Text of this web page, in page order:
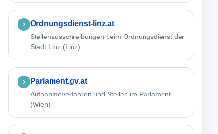
Ordnungsdienst-linz.at
Stellenausschreibungen beim Ordnungsdienst der
Stadt Linz (Linz)
Parlament.gv.at
Aufnahmeverfahren und Stellen im Parlament
(Wien)